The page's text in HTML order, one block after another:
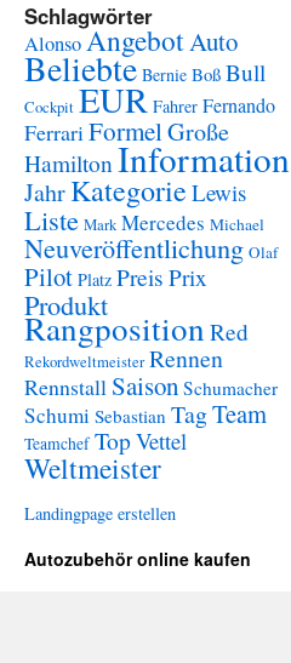
Schlagwörter
AlonsoAngebotAuto
Beliebte Bernie Boß Bull
Cockpit EUR Fahrer Fernando
FerrariFormelGroße
HamiltonInformation
JahrKategorie Lewis
Liste Mark Mercedes Michael
Neuveröffentlichung Olaf
Pilot Platz Preis Prix
Produkt
Rangposition Red
Rekordweltmeister Rennen
Rennstall Saison Schumacher
Schumi Sebastian TagTeam
Teamchef TopVettel
Weltmeister
Landingpage erstellen
Autozubehör online kaufen